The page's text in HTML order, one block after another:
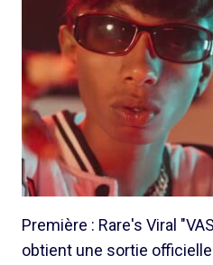
Première : Rare's Viral
obtient une sortie